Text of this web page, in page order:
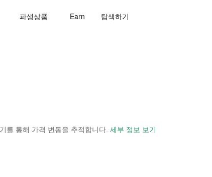
파생상품 Earn 탐색하기
를 통해 가격 변동을 추적합니다. 세부 정보 보기